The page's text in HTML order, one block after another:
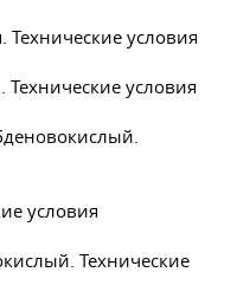
Технические условия
условия
условия
Технические